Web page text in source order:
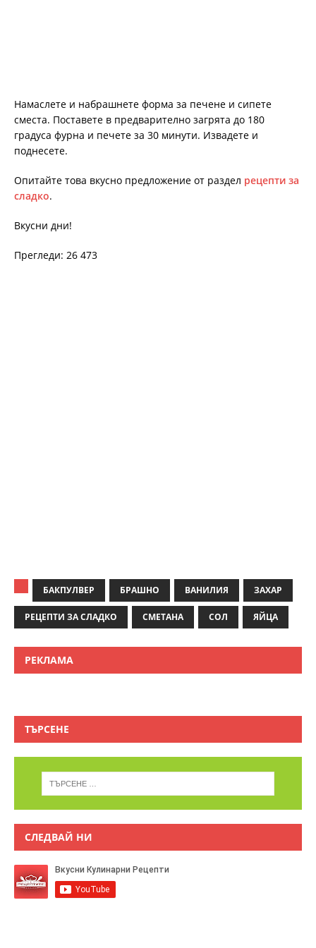
Намаслете и набрашнете форма за печене и сипете
сместа. Поставете в предварително загрята до 180
градуса фурна и печете за 30 минути. Извадете и
поднесете.
Опитайте това вкусно предложение от раздел рецепти за
сладко.
Вкусни дни!
Прегледи: 26 473
БАКПУЛВЕР БРАШНО ВАНИЛИЯ ЗАХАР
РЕЦЕПТИ ЗА СЛАДКО СМЕТАНА СОЛ ЯЙЦА
РЕКЛАМА
ТЪРСЕНЕ
СЛЕДВАЙ НИ